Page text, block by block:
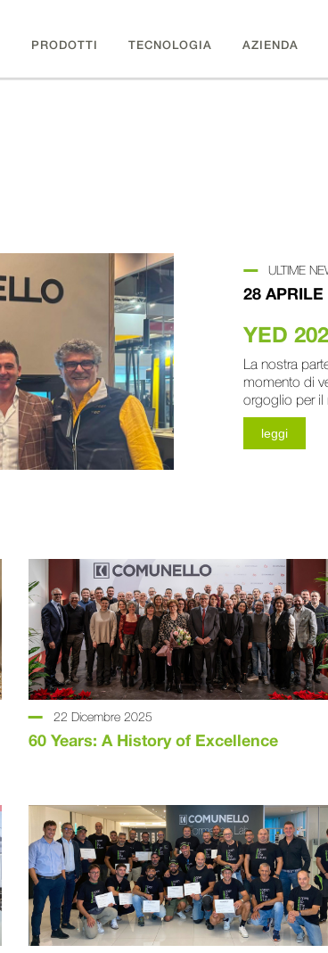
PRODOTTI TECNOLOGIA AZIENDA
ULTIME
28 APRILE
YED
La nostra
momento di
orgoglio per il
leggi
22 Dicembre 2025
60 Years: A History of Excellence